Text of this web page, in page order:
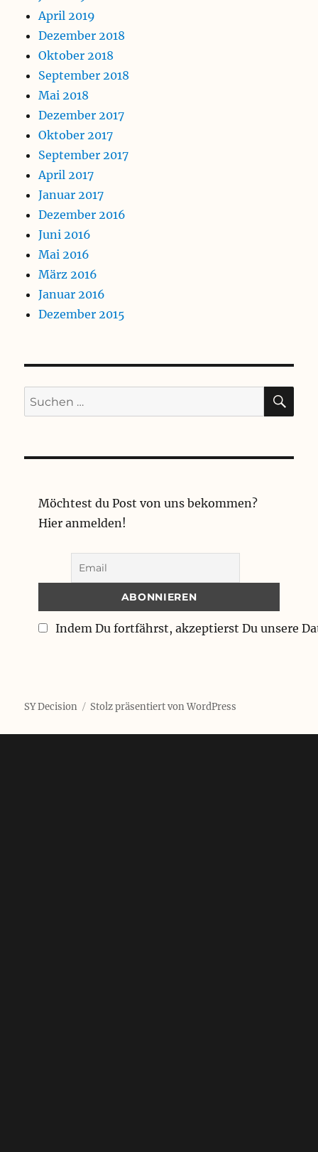
April 2019
Dezember 2018
Oktober 2018
September 2018
Mai 2018
Dezember 2017
Oktober 2017
September 2017
April 2017
Januar 2017
Dezember 2016
Juni 2016
Mai 2016
März 2016
Januar 2016
Dezember 2015
Suchen
nach:
Möchtest du Post von uns bekommen?
Hier anmelden!
Indem Du fortfährst, akzeptierst Du unsere
SY Decision Stolz präsentiert von WordPress